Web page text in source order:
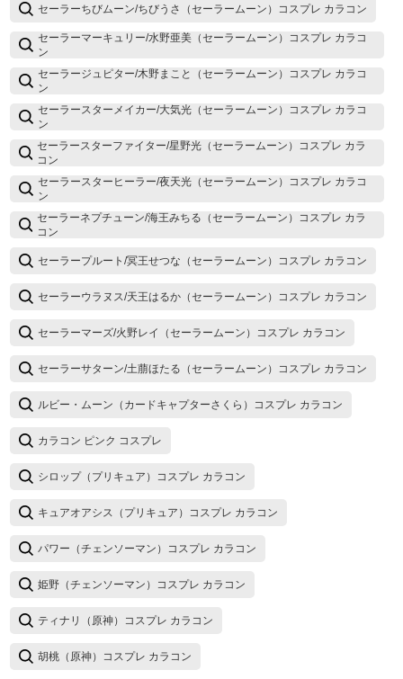
セーラーちびムーン/ちびうさ（セーラームーン）コスプレ カラコン
セーラーマーキュリー/水野亜美（セーラームーン）コスプレ カラコ
ン
セーラージュピター/木野まこと（セーラームーン）コスプレ カラコ
ン
セーラースターメイカー/大気光（セーラームーン）コスプレ カラコ
ン
セーラースターファイター/星野光（セーラームーン）コスプレ カラ
コン
セーラースターヒーラー/夜天光（セーラームーン）コスプレ カラコ
ン
セーラーネプチューン/海王みちる（セーラームーン）コスプレ カラ
コン
セーラープルート/冥王せつな（セーラームーン）コスプレ カラコン
セーラーウラヌス/天王はるか（セーラームーン）コスプレ カラコン
セーラーマーズ/火野レイ（セーラームーン）コスプレ カラコン
セーラーサターン/土萠ほたる（セーラームーン）コスプレ カラコン
ルビー・ムーン（カードキャプターさくら）コスプレ カラコン
カラコン ピンク コスプレ
シロップ（プリキュア）コスプレ カラコン
キュアオアシス（プリキュア）コスプレ カラコン
パワー（チェンソーマン）コスプレ カラコン
姫野（チェンソーマン）コスプレ カラコン
ティナリ（原神）コスプレ カラコン
胡桃（原神）コスプレ カラコン